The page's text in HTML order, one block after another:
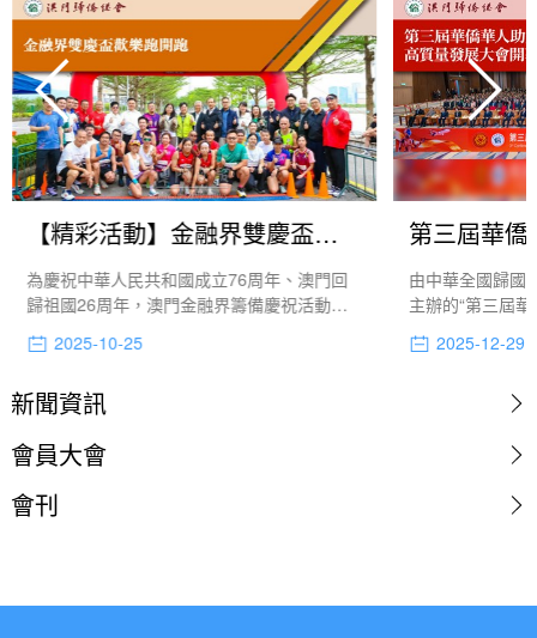
【精彩活動】金融界雙慶盃歡樂跑開跑
為慶祝中華人民共和國成立76周年、澳門回
歸祖國26周年，澳門金融界籌備慶祝活動常
憩區舉行2025“雙慶盃”歡樂跑活動，吸引逾
深入交流、搭建更廣泛的溝通平台。
2025-10-25
由中華全國歸國
主辦的“第三屆
會展娛樂中心舉
2025-12-29
新聞資訊
會員大會
會刊